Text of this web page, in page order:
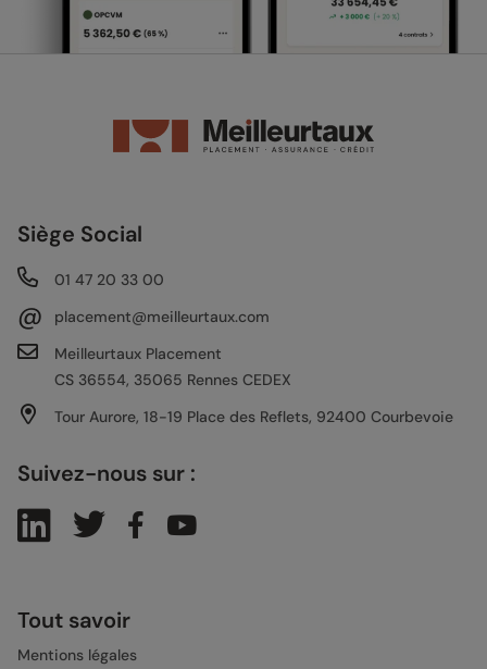
Siège Social
01 47 20 33 00
@
placement@meilleurtaux.com
Meilleurtaux Placement
CS 36554, 35065 Rennes CEDEX
Tour Aurore, 18-19 Place des Reflets, 92400 Courbevoie
Suivez-nous sur :
Tout savoir
Mentions légales